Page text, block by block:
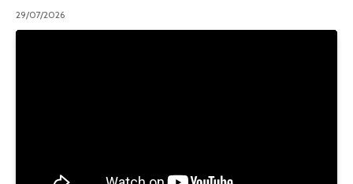
29/07/2026